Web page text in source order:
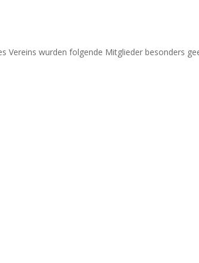
Vereins wurden folgende Mitglieder besonders